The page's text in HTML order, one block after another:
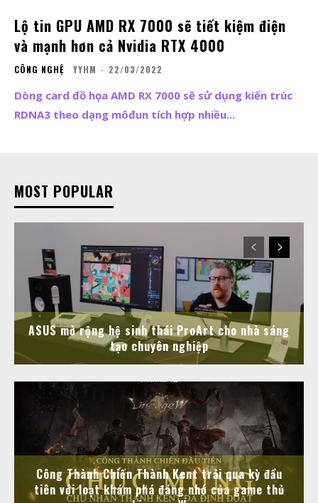
Lộ tin GPU AMD RX 7000 sẽ tiết kiệm điện
và mạnh hơn cả Nvidia RTX 4000
CÔNG NGHỆ YYHM - 22/03/2022
Dòng card đồ họa AMD RX 7000 sẽ sử dụng kiến trúc
RDNA3 theo dạng môđun tích hợp nhiều...
MOST POPULAR
ASUS mở rộng hệ sinh thái ProArt cho nhà sáng
tạo chuyên nghiệp
Công Thành Chiến Thành Kent trải qua kỳ đầu
tiên với loạt khám phá đáng nhớ của game thủ